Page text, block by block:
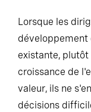
Lorsque les
développement
existante,
croissance de
valeur, ils ne
décisions